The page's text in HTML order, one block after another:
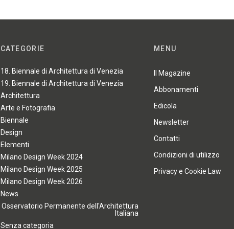
CATEGORIE
18. Biennale di Architettura di Venezia
19. Biennale di Architettura di Venezia
Architettura
Arte e Fotografia
Biennale
Design
Elementi
Milano Design Week 2024
Milano Design Week 2025
Milano Design Week 2026
News
Osservatorio Permanente dell'Architettura
Italiana
Senza categoria
MENU
Il Magazine
Abbonamenti
Edicola
Newsletter
Contatti
Condizioni di utilizzo
Privacy e Cookie Law